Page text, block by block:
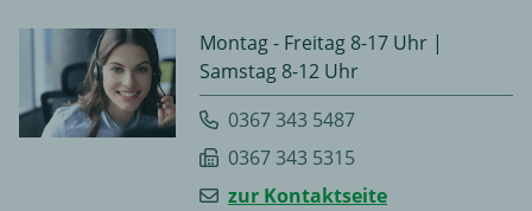
Montag - Freitag 8-17 Uhr |
Samstag 8-12 Uhr
0367 343 5487
0367 343 5315
zur Kontaktseite